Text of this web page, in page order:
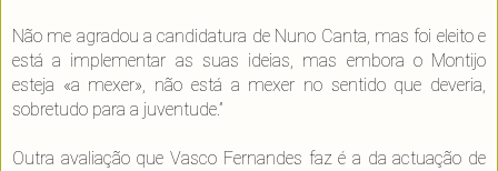
Não me agradou a candidatura de Nuno Canta, mas foi eleito e
está a implementar as suas ideias, mas embora o Montijo
esteja «a mexer», não está a mexer no sentido que deveria,
sobretudo para a juventude.”
Outra avaliação que Vasco Fernandes faz é a da actuação de